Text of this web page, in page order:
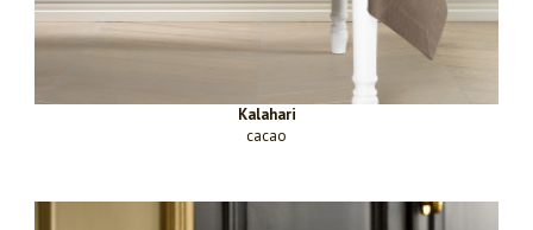
Kalahari
cacao